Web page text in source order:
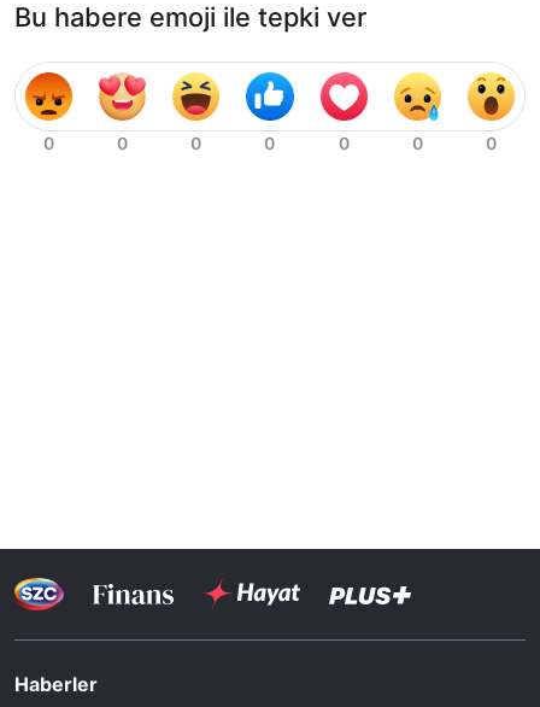
Bu habere emoji ile tepki ver
Haberler